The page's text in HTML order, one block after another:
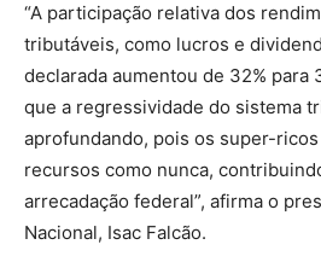
“A participação relativa dos
tributáveis, como lucros e
declarada aumentou de 32% para
que a regressividade do sistema
aprofundando, pois os super-
recursos como nunca,
arrecadação federal”, afirma o
Nacional, Isac Falcão.